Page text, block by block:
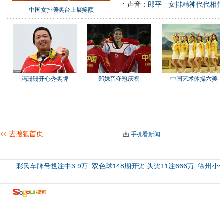
中国女排领奖台上展笑颜
声音： 郎平：女排精神代代相
冯珊珊开心秀奖牌 郑姝音夺冠庆祝 中国艺术体操六美
手机看新闻
彩民车牌号投注中3.9万 双色球148期开奖:头奖11注666万 徐州